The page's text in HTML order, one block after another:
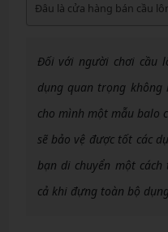
Đâu là cửa hàng bán cầu
Đối với người chơi cầu
dụng quan trọng
cho mình một mẫu balo
sẽ bảo vệ được tốt các
bạn di chuyển một
cả khi đựng toàn bộ